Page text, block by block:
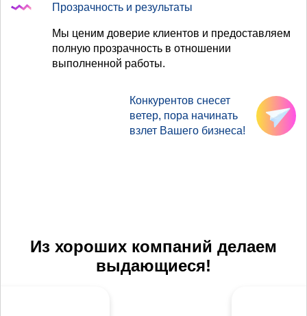
Прозрачность и результаты
Мы ценим доверие клиентов и предоставляем
полную прозрачность в отношении
выполненной работы.
Конкурентов снесет
ветер, пора начинать
взлет Вашего бизнеса!
Из хороших компаний делаем
выдающиеся!